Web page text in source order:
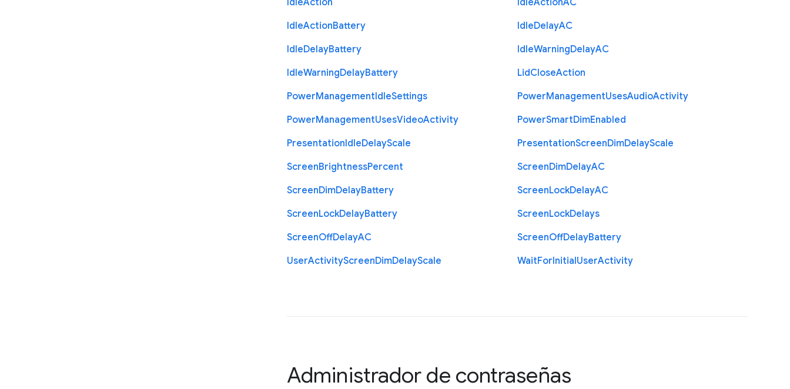
IdleAction IdleActionAC
IdleActionBattery IdleDelayAC
IdleDelayBattery IdleWarningDelayAC
IdleWarningDelayBattery LidCloseAction
PowerManagementIdleSettings PowerManagementUsesAudioActivity
PowerManagementUsesVideoActivity PowerSmartDimEnabled
PresentationIdleDelayScale PresentationScreenDimDelayScale
ScreenBrightnessPercent ScreenDimDelayAC
ScreenDimDelayBattery ScreenLockDelayAC
ScreenLockDelayBattery ScreenLockDelays
ScreenOffDelayAC ScreenOffDelayBattery
UserActivityScreenDimDelayScale WaitForInitialUserActivity
Administrador de contraseñas